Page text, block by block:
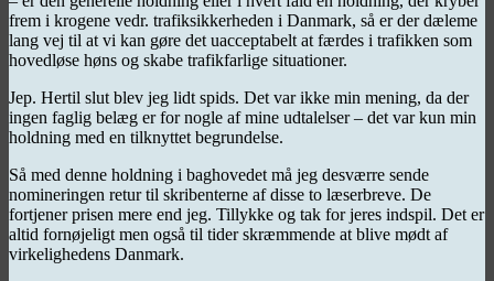
frem i krogene vedr. trafiksikkerheden i Danmark, så er der dæleme
lang vej til at vi kan gøre det uacceptabelt at færdes i trafikken som
hovedløse høns og skabe trafikfarlige situationer.
Jep. Hertil slut blev jeg lidt spids. Det var ikke min mening, da der
ingen faglig belæg er for nogle af mine udtalelser – det var kun min
holdning med en tilknyttet begrundelse.
Så med denne holdning i baghovedet må jeg desværre sende
nomineringen retur til skribenterne af disse to læserbreve. De
fortjener prisen mere end jeg. Tillykke og tak for jeres indspil. Det er
altid fornøjeligt men også til tider skræmmende at blive mødt af
virkelighedens Danmark.